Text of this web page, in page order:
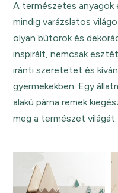
A természetes anyagok
mindig varázslatos
olyan bútorok és
inspirált, nemcsak
iránti szeretetet és
gyermekekben. Egy
alakú párna remek
meg a természet világát.